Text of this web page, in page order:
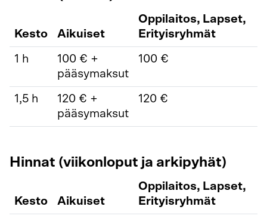
Kesto Aikuiset
Oppilaitos, Lapset,
Erityisryhmät
1 h
100 € +
pääsymaksut
100 €
1,5 h
120 € +
pääsymaksut
120 €
Hinnat (viikonloput ja arkipyhät)
Kesto Aikuiset
Oppilaitos, Lapset,
Erityisryhmät